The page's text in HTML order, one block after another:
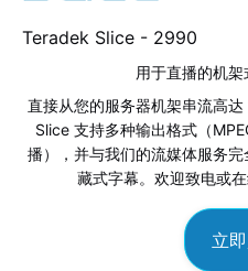
Teradek Slice - 2990
用于直播的机
直接从您的服务器机架串流高
Slice 支持多种输出格式（
播），并与我们的流媒体服务
藏式字幕。欢迎致电或
立